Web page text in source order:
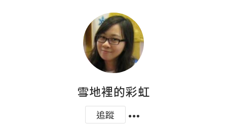
雪地裡的彩虹
追蹤